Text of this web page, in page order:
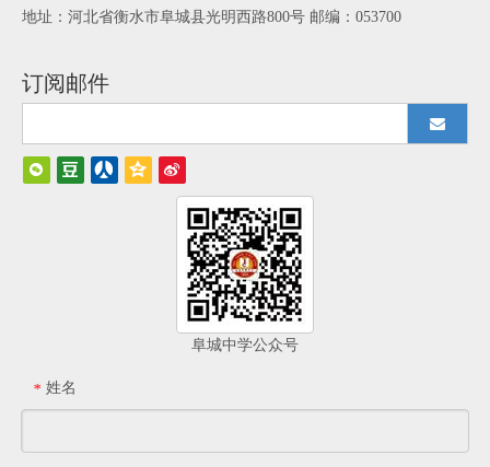
地址：河北省衡水市阜城县光明西路800号 邮编：053700
订阅邮件
阜城中学公众号
* 姓名